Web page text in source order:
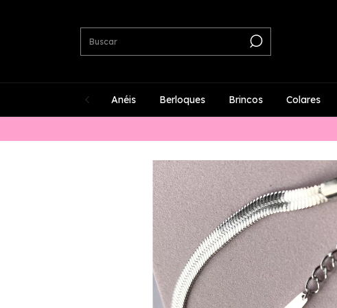
Anéis Berloques Brincos Colares